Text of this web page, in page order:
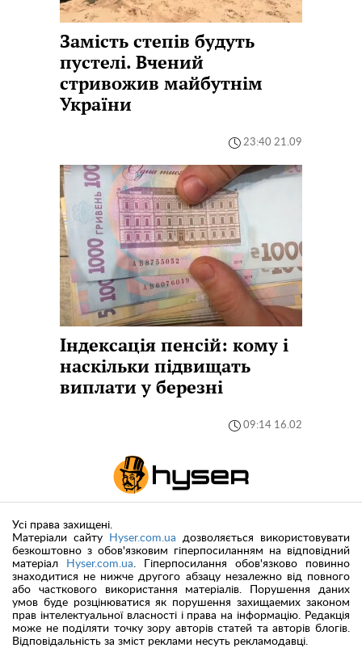
Замість степів будуть
пустелі. Вчений
стривожив майбутнім
України
23:40 21.09
Індексація пенсій: кому і
наскільки підвищать
виплати у березні
09:14 16.02
Усі права захищені.
Матеріали сайту
Hyser.com.ua дозволяється використовувати
безкоштовно з обов'язковим гіперпосиланням на відповідний
матеріал
Hyser.com.ua . Гіперпосилання обов'язково повинно
знаходитися не нижче другого абзацу незалежно від повного
або часткового використання матеріалів. Порушення даних
умов буде розцінюватися як порушення захищаемих законом
прав інтелектуальної власності і права на інформацію. Редакція
може не поділяти точку зору авторів статей та авторів блогів.
Відповідальність за зміст реклами несуть рекламодавці.